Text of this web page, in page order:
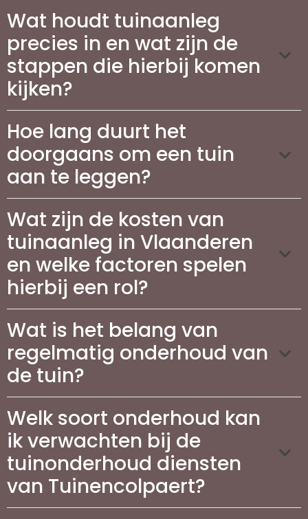
Wat houdt tuinaanleg
precies in en wat zijn de
stappen die hierbij komen
kijken?
Hoe lang duurt het
doorgaans om een tuin
aan te leggen?
Wat zijn de kosten van
tuinaanleg in Vlaanderen
en welke factoren spelen
hierbij een rol?
Wat is het belang van
regelmatig onderhoud van
de tuin?
Welk soort onderhoud kan
ik verwachten bij de
tuinonderhoud diensten
van Tuinencolpaert?